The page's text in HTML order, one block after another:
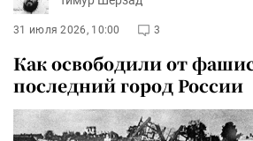
31 июля 2026, 10:00 3
Как освободили от
последний город России